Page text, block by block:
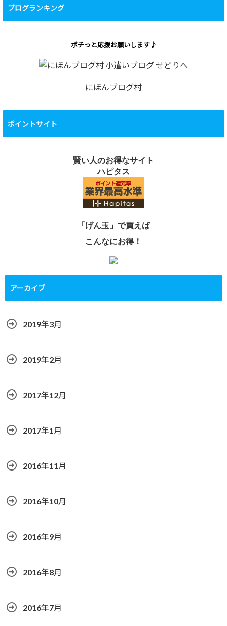
ブログランキング
ポチっと応援お願いします♪
にほんブログ村
ポイントサイト
賢い人のお得なサイト
ハピタス
「げん玉」で買えば
こんなにお得！
アーカイブ
2019年3月
2019年2月
2017年12月
2017年1月
2016年11月
2016年10月
2016年9月
2016年8月
2016年7月